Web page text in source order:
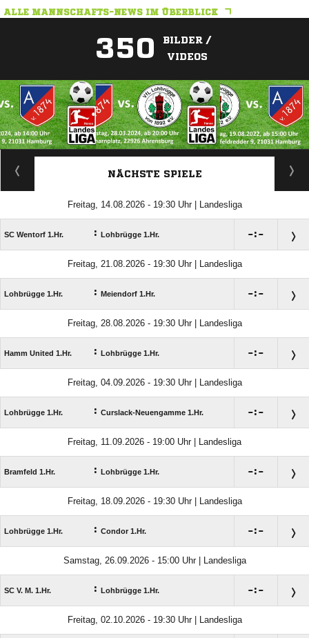
ALLE MANNSCHAFTS-NEWS IM ÜBERBLICK
350
BILDER /
VIDEOS
ANZEIGE
NÄCHSTE SPIELE
Freitag, 14.08.2026 - 19:30 Uhr | Landesliga
SC Wentorf 1.Hr. : Lohbrügge 1.Hr. :
Freitag, 21.08.2026 - 19:30 Uhr | Landesliga
Lohbrügge 1.Hr. : Meiendorf 1.Hr. :
Freitag, 28.08.2026 - 19:30 Uhr | Landesliga
Hamm United 1.Hr. : Lohbrügge 1.Hr. :
Freitag, 04.09.2026 - 19:30 Uhr | Landesliga
Lohbrügge 1.Hr. : Curslack-Neuengamme 1.Hr. :
Freitag, 11.09.2026 - 19:00 Uhr | Landesliga
Bramfeld 1.Hr. : Lohbrügge 1.Hr. :
Freitag, 18.09.2026 - 19:30 Uhr | Landesliga
Lohbrügge 1.Hr. : Condor 1.Hr. :
Samstag, 26.09.2026 - 15:00 Uhr | Landesliga
SC V. M. 1.Hr. : Lohbrügge 1.Hr. :
Freitag, 02.10.2026 - 19:30 Uhr | Landesliga